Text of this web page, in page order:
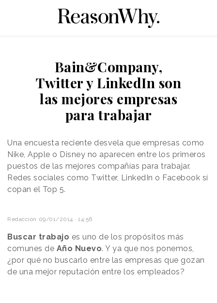
Bain&Company,
Twitter y LinkedIn son
las mejores empresas
para trabajar
Una encuesta reciente desvela que empresas como
Nike, Apple o Disney no aparecen entre los primeros
puestos de las mejores compañías para trabajar.
Redes sociales como Twitter, LinkedIn o Facebook sí
copan el Top 5.
Redacción 09/01/2014 · 14:56
Buscar trabajo es uno de los propósitos más
comunes de Año Nuevo. Y ya que nos ponemos,
¿por qué no buscarlo entre las empresas que gozan
de una mejor reputación entre los empleados?